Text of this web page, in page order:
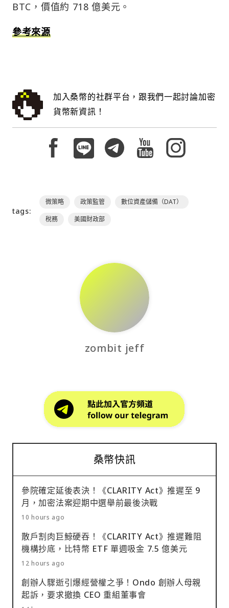
BTC，價值約 718 億美元。
參考來源
加入桑幣的社群平台，跟我們一起討論加密
貨幣新資訊！
tags:
微策略 政策監管
數位資產儲備（DAT）
稅務
美國財政部
zombit jeff
桑幣快訊
參院確定延後表決！《CLARITY Act》推遲至 9
月，加密法案迎期中選舉前最後決戰
10 hours ago
散戶割肉巨鯨硬吞！《CLARITY Act》推遲難阻
機構抄底，比特幣 ETF 單週吸金 7.5 億美元
12 hours ago
創辦人驟逝引爆經營權之爭！Ondo 創辦人母親
起訴，要求撤換 CEO 重組董事會